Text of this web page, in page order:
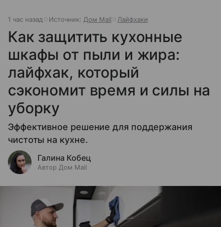
1 час назад Источник: Дом Mail Лайфхаки
Как защитить кухонные
шкафы от пыли и жира:
лайфхак, который
сэкономит время и силы на
уборку
Эффективное решение для поддержания
чистоты на кухне.
Галина Кобец
Автор Дом Mail